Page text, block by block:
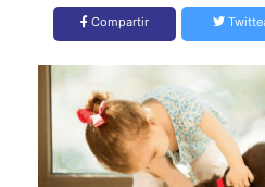
Compartir